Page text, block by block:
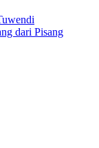
dari Pisang